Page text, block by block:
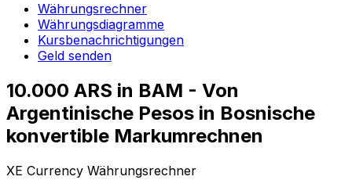
Währungsrechner
Währungsdiagramme
Kursbenachrichtigungen
Geld senden
10.000 ARS in BAM - Von
Argentinische Pesos in Bosnische
konvertible Markumrechnen
XE Currency Währungsrechner